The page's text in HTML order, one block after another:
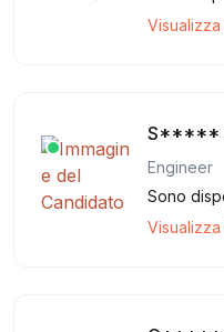
Visualizza
S*****
Engineer
Sono
Visualizza